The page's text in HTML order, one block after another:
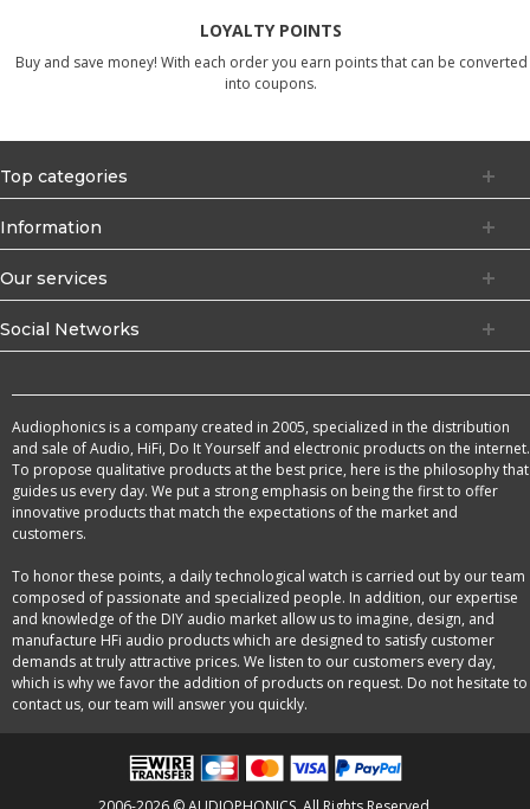
LOYALTY POINTS
Buy and save money! With each order you earn points that can be converted
into coupons.
Top categories
Information
Our services
Social Networks
Audiophonics is a company created in 2005, specialized in the distribution
and sale of Audio, HiFi, Do It Yourself and electronic products on the internet.
To propose qualitative products at the best price, here is the philosophy that
guides us every day. We put a strong emphasis on being the first to offer
innovative products that match the expectations of the market and
customers.
To honor these points, a daily technological watch is carried out by our team
composed of passionate and specialized people. In addition, our expertise
and knowledge of the DIY audio market allow us to imagine, design, and
manufacture HFi audio products which are designed to satisfy customer
demands at truly attractive prices. We listen to our customers every day,
which is why we favor the addition of products on request. Do not hesitate to
contact us, our team will answer you quickly.